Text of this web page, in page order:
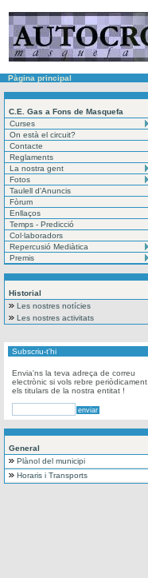
Pàgina principal
C.E. Gas a Fons de Masquefa
Curses
On està el circuit?
Contacte
Reglaments
La nostra gent
Fotos
Taulell d'Anuncis
Fòrum
Enllaços
Temps - Predicció
Col·laboradors
Repercusió Mediàtica
Premis
Historial
Les nostres notícies
Les nostres activitats
Subscriu-t'hi
Envia'ns la teva adreça de correu
electrònic si vols rebre periòdicament
els titulars de la nostra entitat !
General
Plànol del municipi
Horaris i Transports